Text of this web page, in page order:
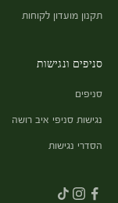
תקנון מועדון לקוחות
סניפים ונגישות
סניפים
נגישות סניפי איב רושה
הסדרי נגישות